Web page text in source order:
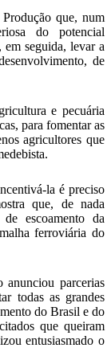
que, num
do potencial
em seguida, levar a
de
e pecuária
para fomentar as
agricultores que
la é preciso
que, de nada
escoamento da
ferroviária do
anunciou parcerias
todas as grandes
do Brasil e do
que queiram
entusiasmado o